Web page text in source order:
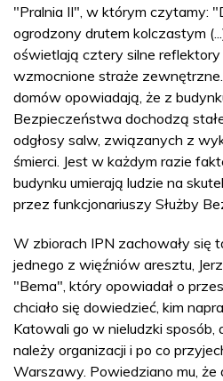
"Pralnia II", w którym czytamy:
ogrodzony drutem kolczastym
oświetlają cztery silne
wzmocnione straże
domów opowiadają, że z
Bezpieczeństwa dochodzą
odgłosy salw, związanych z
śmierci. Jest w każdym razie
budynku umierają ludzie na
przez funkcjonariuszy Służby
W zbiorach IPN zachowały się
jednego z więźniów aresztu,
"Bema", który opowiadał o
chciało się dowiedzieć, kim
Katowali go w nieludzki sposób,
należy organizacji i po co
Warszawy. Powiedziano mu,